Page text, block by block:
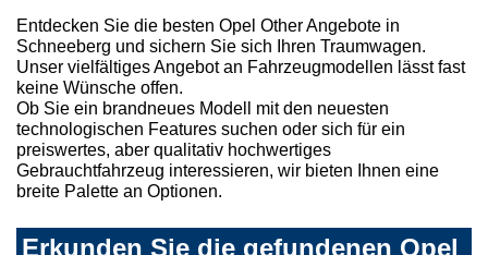
Entdecken Sie die besten Opel Other Angebote in
Schneeberg und sichern Sie sich Ihren Traumwagen.
Unser vielfältiges Angebot an Fahrzeugmodellen lässt fast
keine Wünsche offen.
Ob Sie ein brandneues Modell mit den neuesten
technologischen Features suchen oder sich für ein
preiswertes, aber qualitativ hochwertiges
Gebrauchtfahrzeug interessieren, wir bieten Ihnen eine
breite Palette an Optionen.
Erkunden Sie die gefundenen Opel